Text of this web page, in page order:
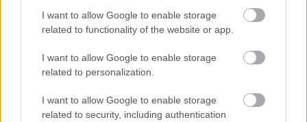
I want to allow Google to enable storage
related to functionality of the website or app.
I want to allow Google to enable storage
related to personalization.
I want to allow Google to enable storage
related to security, including authentication
hogy fel kell vennie egy munkaügyben érkező fontos
telefont. Mert ahogy az elején mondta, elsősorban
A Legendák Tornájáról itt találtható még több
információ , kedvezményes árú, elővételes jegyet
pedigittlehet vásárolni.